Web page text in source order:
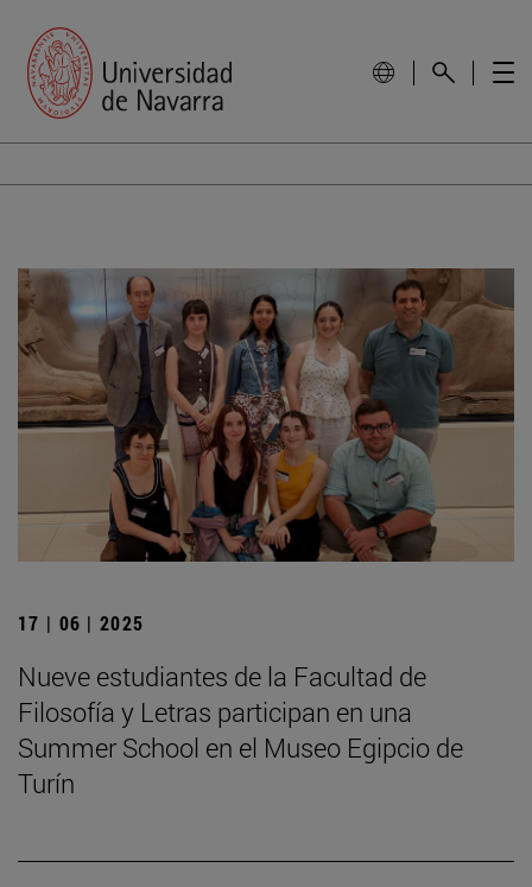
17 | 06 | 2025
Nueve estudiantes de la Facultad de
Filosofía y Letras participan en una
Summer School en el Museo Egipcio de
Turín